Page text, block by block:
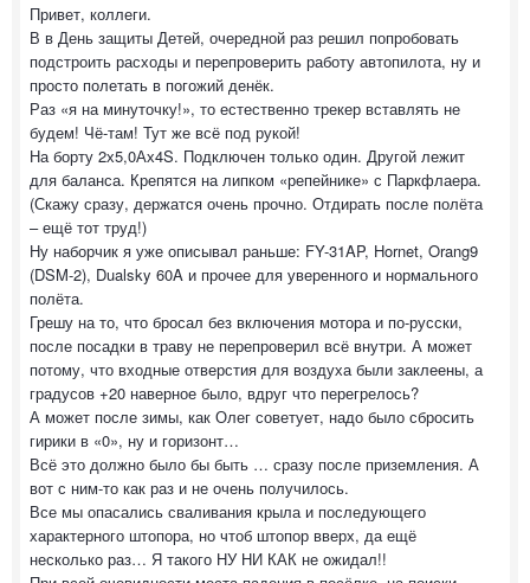
Привет, коллеги.
В в День защиты Детей, очередной раз решил попробовать
подстроить расходы и перепроверить работу автопилота, ну и
просто полетать в погожий денёк.
Раз «я на минуточку!», то естественно трекер вставлять не
будем! Чё-там! Тут же всё под рукой!
На борту 2х5,0Ах4S. Подключен только один. Другой лежит
для баланса. Крепятся на липком «репейнике» с Паркфлаера.
(Скажу сразу, держатся очень прочно. Отдирать после полёта
– ещё тот труд!)
Ну наборчик я уже описывал раньше: FY-31AP, Hornet, Orang9
(DSM-2), Dualsky 60A и прочее для уверенного и нормального
полёта.
Грешу на то, что бросал без включения мотора и по-русски,
после посадки в траву не перепроверил всё внутри. А может
потому, что входные отверстия для воздуха были заклеены, а
градусов +20 наверное было, вдруг что перегрелось?
А может после зимы, как Олег советует, надо было сбросить
гирики в «0», ну и горизонт…
Всё это должно было бы быть … сразу после приземления. А
вот с ним-то как раз и не очень получилось.
Все мы опасались сваливания крыла и последующего
характерного штопора, но чтоб штопор вверх, да ещё
несколько раз… Я такого НУ НИ КАК не ожидал!!